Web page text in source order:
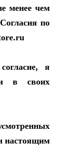
менее чем
по
я
и в своих
настоящим